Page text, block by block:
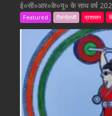
ई०सी०आर०के०यू० के साथ वर्ष
Featured टैकनोलजी प्रशासन